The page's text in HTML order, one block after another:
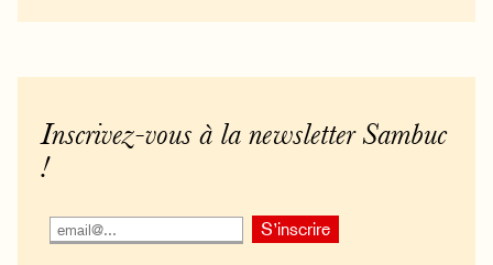
Inscrivez-vous à la newsletter Sambuc
!